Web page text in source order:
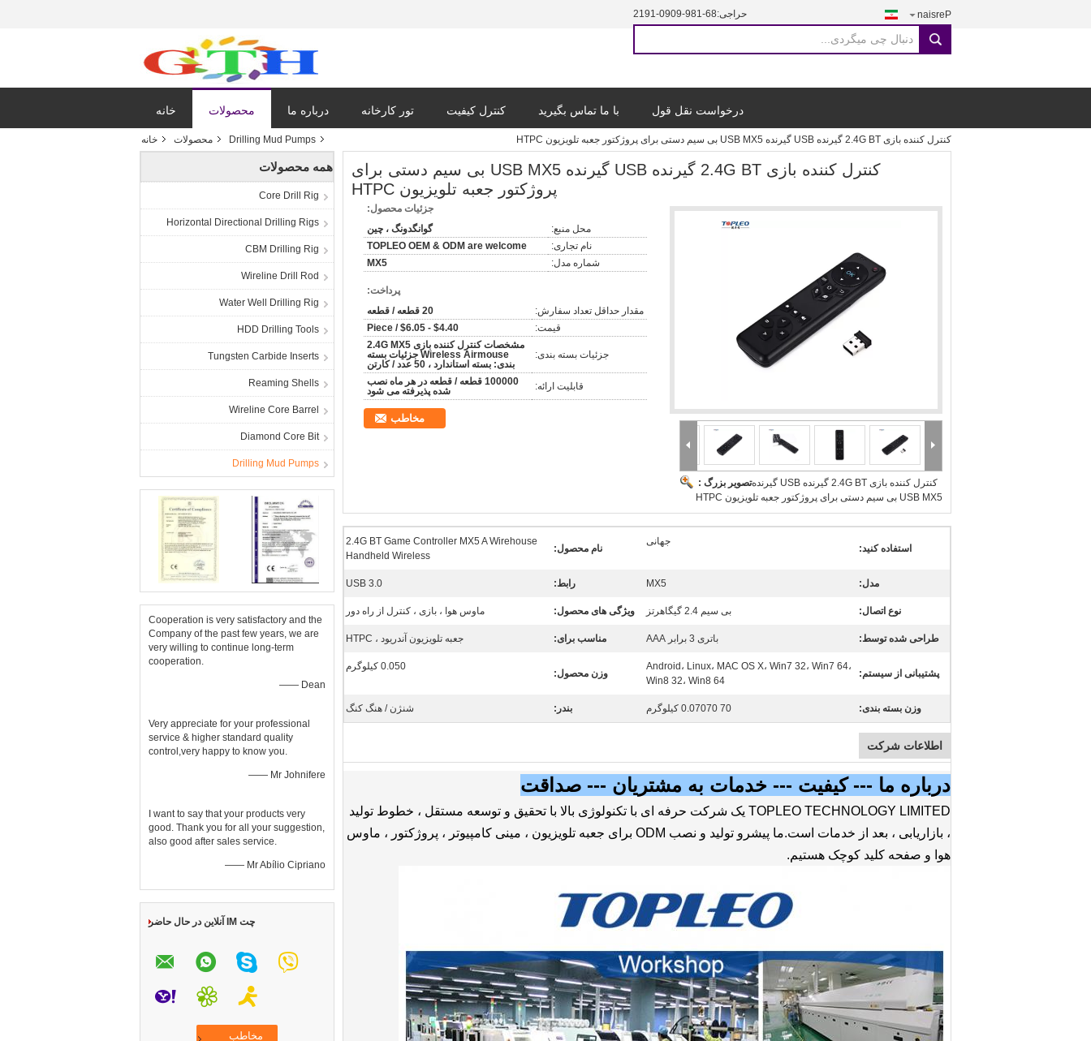
حراجی:86-189-9090-1912 Persian
search
خانه محصولات درباره ما تور کارخانه کنترل کیفیت با ما تماس بگیرید درخواست نقل قول
خانه محصولات Drilling Mud Pumps کنترل کننده بازی 2.4G BT گیرنده USB گیرنده USB MX5 بی سیم دستی برای پروژکتور جعبه تلویزیون HTPC
همه محصولات
Core Drill Rig
Horizontal Directional Drilling Rigs
CBM Drilling Rig
Wireline Drill Rod
Water Well Drilling Rig
HDD Drilling Tools
Tungsten Carbide Inserts
Reaming Shells
Wireline Core Barrel
Diamond Core Bit
Drilling Mud Pumps
Cooperation is very satisfactory and the
Company of the past few years, we are
very willing to continue long-term
cooperation.
—— Dean
Very appreciate for your professional
service & higher standard quality
control,very happy to know you.
—— Mr Johnifere
I want to say that your products very
good. Thank you for all your suggestion,
also good after sales service.
—— Mr Abílio Cipriano
چت IM آنلاین در حال حاضر
کنترل کننده بازی 2.4G BT گیرنده USB گیرنده USB MX5 بی سیم دستی برای
پروژکتور جعبه تلویزیون HTPC
تصویر بزرگ :کنترل کننده بازی 2.4G BT گیرنده USB گیرنده
USB MX5 بی سیم دستی برای پروژکتور جعبه تلویزیون HTPC
جزئیات محصول:
محل منبع:
گوانگدونگ ، چین
نام تجاری:
TOPLEO OEM & ODM are welcome
شماره مدل:
MX5
پرداخت:
مقدار حداقل تعداد سفارش:
20 قطعه / قطعه
قیمت:
$4.40 - $6.05 / Piece
جزئیات بسته بندی:
مشخصات کنترل کننده بازی 2.4G MX5
Wireless Airmouse جزئیات بسته
بندی: بسته استاندارد ، 50 عدد / کارتن
قابلیت ارائه:
100000 قطعه / قطعه در هر ماه نصب
شده پذیرفته می شود
مخاطب
استفاده کنید:
جهانی
نام محصول:
2.4G BT Game Controller MX5 A Wirehouse
Handheld Wireless
مدل: MX5 رابط: USB 3.0
نوع اتصال: بی سیم 2.4 گیگاهرتز ویژگی های محصول: ماوس هوا ، بازی ، کنترل از راه دور
طراحی شده توسط: باتری 3 برابر AAA مناسب برای: جعبه تلویزیون آندریود ، HTPC
پشتیبانی از سیستم:
Android، Linux، MAC OS X، Win7 32، Win7 64،
Win8 32، Win8 64
وزن محصول:
0.050 کیلوگرم
وزن بسته بندی: 70 0.07070 کیلوگرم بندر: شنژن / هنگ کنگ
اطلاعات شرکت
درباره ما --- کیفیت --- خدمات به مشتریان --- صداقت
TOPLEO TECHNOLOGY LIMITED یک شرکت حرفه ای با تکنولوژی بالا با تحقیق و توسعه مستقل ، خطوط تولید
، بازاریابی ، بعد از خدمات است.ما پیشرو تولید و نصب ODM برای جعبه تلویزیون ، مینی کامپیوتر ، پروژکتور ، ماوس
هوا و صفحه کلید کوچک هستیم.